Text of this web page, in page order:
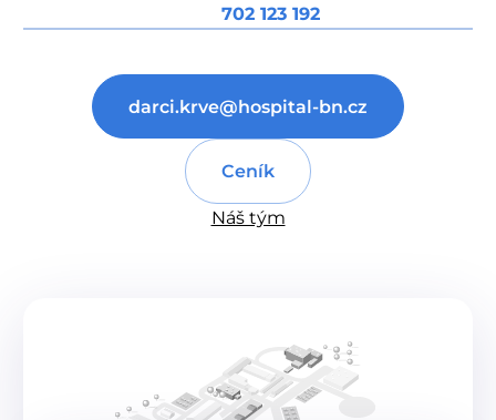
702 123 192
darci.krve@hospital-bn.cz
Ceník
Náš tým